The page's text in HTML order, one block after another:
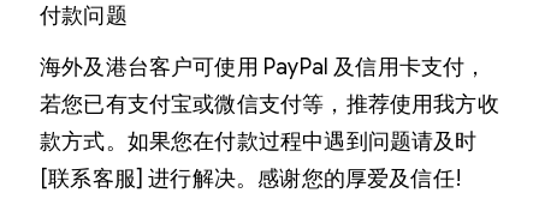
付款问题
海外及港台客户可使用 PayPal 及信用卡支付，
若您已有支付宝或微信支付等，推荐使用我方收
款方式。如果您在付款过程中遇到问题请及时
[联系客服] 进行解决。感谢您的厚爱及信任!